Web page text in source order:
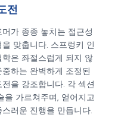
전
가 종종 놓치는 접근성
맞춥니다. 스프렁키 인
은 좌절스럽게 되지 않
하는 완벽하게 조정된
을 강조합니다. 각 섹션
을 가르쳐주며, 얻어지고
러운 진행을 만듭니다.